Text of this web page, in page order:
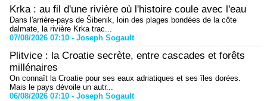
Krka : au fil d'une rivière où l'histoire coule avec l'eau
Dans l'arrière-pays de Šibenik, loin des plages bondées de la côte
dalmate, la rivière Krka trac...
07/08/2026 07:10 - Joseph Sogault
Plitvice : la Croatie secrète, entre cascades et forêts
millénaires
On connaît la Croatie pour ses eaux adriatiques et ses îles dorées.
Mais le pays dévoile un autr...
06/08/2026 07:10 - Joseph Sogault